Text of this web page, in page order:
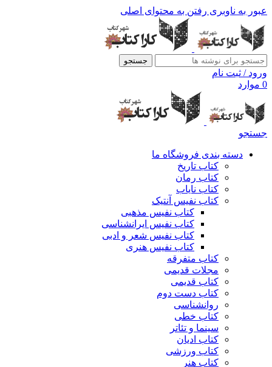
عبور به ناوبری رفتن به محتوای اصلی
جستجو
ورود / ثبت نام
0 موارد
جستجو
دسته بندی فروشگاه ما
کتاب تاریخ
کتاب رمان
کتاب نایاب
کتاب نفیس آنتیک
کتاب نفیس مذهبی
کتاب نفیس ایرانشناسی
کتاب نفیس شعر و ادبی
کتاب نفیس هنری
کتاب متفرقه
مجلات قدیمی
کتاب قدیمی
کتاب دست دوم
روانشناسی
کتاب خطی
سینما و تئاتر
کتاب ادیان
کتاب ورزشی
کتاب هنر